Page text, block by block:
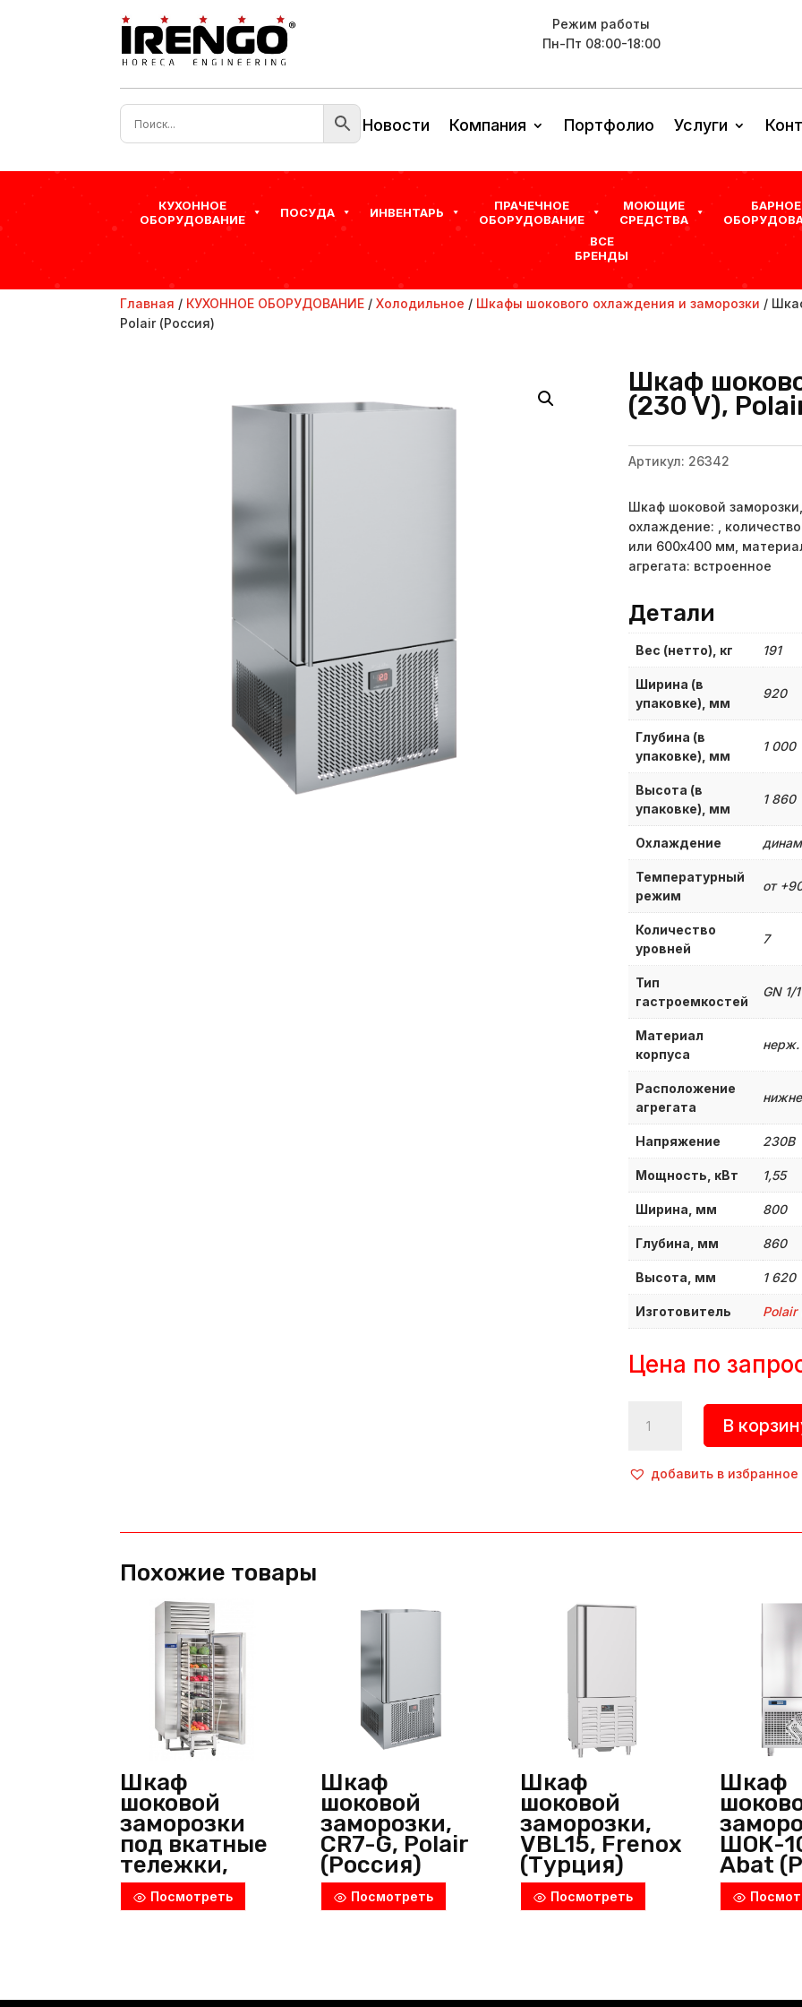
Режим работы
Пн-Пт 08:00-18:00
Новости Компания Портфолио Услуги
КУХОННОЕ
ОБОРУДОВАНИЕ
ПОСУДА ИНВЕНТАРЬ
ПРАЧЕЧНОЕ
ОБОРУДОВАНИЕ
МОЮЩИЕ
СРЕДСТВА
БАРНОЕ
ВСЕ
БРЕНДЫ
Главная / КУХОННОЕ ОБОРУДОВАНИЕ /Холодильное / Шкафы шокового охлаждения и заморозки /
Polair (Россия)
Шкаф
(230 V),
Артикул: 26342
Шкаф шоковой
охлаждение: ,
или 600х400 мм,
агрегата: встроенное
Детали
Вес (нетто), кг 191
Ширина (в
упаковке), мм
920
Глубина (в
упаковке), мм
1 000
Высота (в
упаковке), мм
1 860
Охлаждение
Температурный
режим
от
Количество
уровней
7
Тип
гастроемкостей
GN 1/
Материал
корпуса
нерж.
Расположение
агрегата
Напряжение 230В
Мощность, кВт 1,55
Ширина, мм 800
Глубина, мм 860
Высота, мм 1 620
Изготовитель Polair
Цена по
товара
шоковой
(Россия)
В
добавить в избранное
Похожие товары
Шкаф
шоковой
заморозки
под вкатные
тележки,
ШОК-20-
1/1Т-01, Abat
Посмотреть
Шкаф
шоковой
заморозки,
CR7-G, Polair
(Россия)
Посмотреть
Шкаф
шоковой
заморозки,
VBL15, Frenox
(Турция)
Посмотреть
Шкаф
ШОК-
Abat